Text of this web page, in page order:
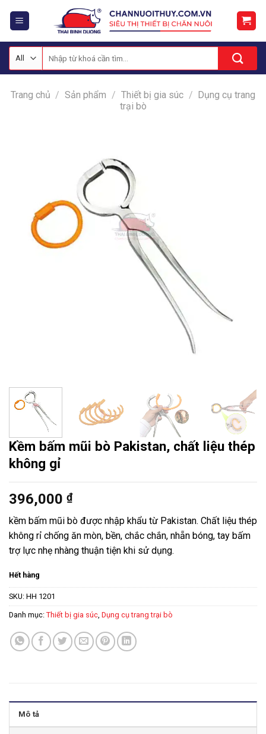
kiếm:
Trang chủ / Sản phẩm / Thiết bị gia súc / Dụng cụ trang
trại bò
Kềm bấm mũi bò Pakistan, chất liệu thép
không gỉ
396,000 ₫
kềm bấm mũi bò được nhập khẩu từ Pakistan. Chất liệu thép
không rỉ chống ăn mòn, bền, chắc chắn, nhẵn bóng, tay bấm
trợ lực nhẹ nhàng thuận tiện khi sử dụng.
Hết hàng
SKU: HH 1201
Danh mục: Thiết bị gia súc, Dụng cụ trang trại bò
Mô tả